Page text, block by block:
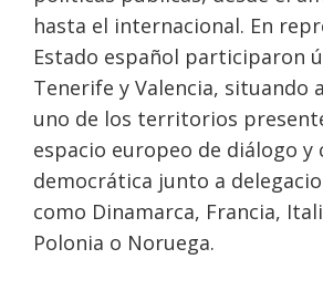
hasta el internacional. En
Estado español participaron
Tenerife y Valencia, situando
uno de los territorios
espacio europeo de diálogo y
democrática junto a
como Dinamarca, Francia,
Polonia o Noruega.